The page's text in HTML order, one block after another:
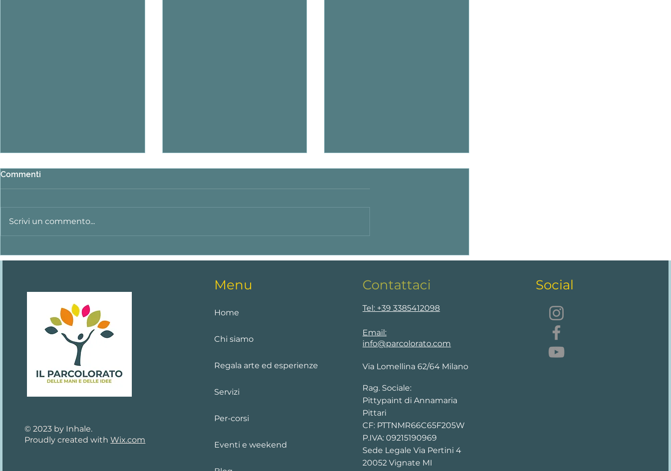
allievi del Parcolorato delle
imparare a disegnare: attiva
l'invecchiamento, calma
l'ansia, ma non solo.
Commenti
Scrivi un commento...
© 2023 by Inhale.
Proudly created withWix.com
Menu
Home
Chi siamo
Regala arte ed esperienze
Servizi
Per-corsi
Eventi e weekend
Contattaci
Tel: +39 3385412098
Email:
info@parcolorato.com
Via Lomellina 62/64 Milano
Rag. Sociale:
Pittypaint di Annamaria
Pittari
CF: PTTNMR66C65F205W
P.IVA: 09215190969
Sede Legale Via Pertini 4
20052 Vignate MI
Social